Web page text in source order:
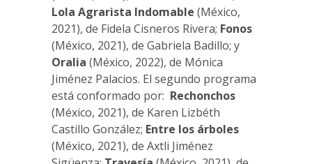
Lola Agrarista Indomable (México,
2021), de Fidela Cisneros Rivera; Fonos
(México, 2021), de Gabriela Badillo; y
Oralia (México, 2022), de Mónica
Jiménez Palacios. El segundo programa
está conformado por: Rechonchos
(México, 2021), de Karen Lizbéth
Castillo González; Entre los árboles
(México, 2021), de Axtli Jiménez